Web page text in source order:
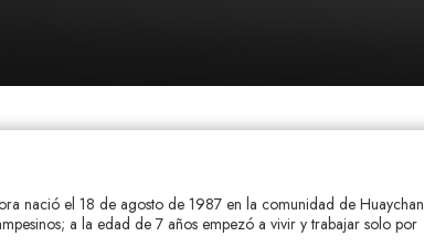
nació el 18 de agosto de 1987 en la comunidad de
a la edad de 7 años empezó a vivir y trabajar solo por